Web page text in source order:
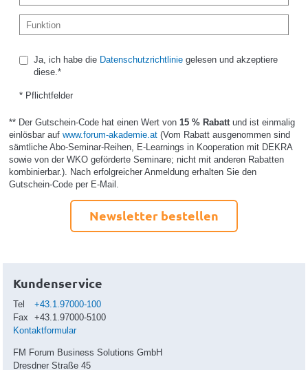
Ja, ich habe die Datenschutzrichtliniegelesen und akzeptiere
diese.*
* Pflichtfelder
** Der Gutschein-Code hat einen Wert von 15 % Rabatt und ist einmalig
einlösbar auf www.forum-akademie.at(Vom Rabatt ausgenommen sind
sämtliche Abo-Seminar-Reihen, E-Learnings in Kooperation mit DEKRA
sowie von der WKO geförderte Seminare; nicht mit anderen Rabatten
kombinierbar.). Nach erfolgreicher Anmeldung erhalten Sie den
Gutschein-Code per E-Mail.
Newsletter bestellen
Kundenservice
Tel
+43.1.97000-100
Fax
+43.1.97000-5100
Kontaktformular
FM Forum Business Solutions GmbH
Dresdner Straße 45